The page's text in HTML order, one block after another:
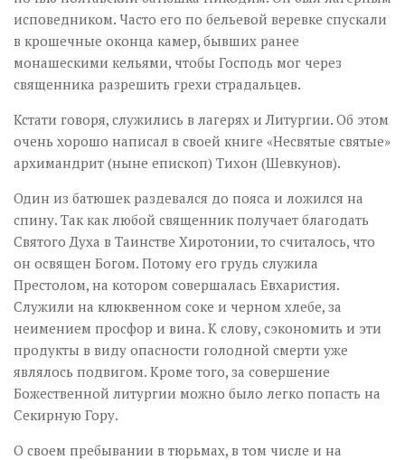
исповедником. Часто его по бельевой веревке спускали
в крошечные оконца камер, бывших ранее
монашескими кельями, чтобы Господь мог через
священника разрешить грехи страдальцев.
Кстати говоря, служились в лагерях и Литургии. Об этом
очень хорошо написал в своей книге «Несвятые святые»
архимандрит (ныне епископ) Тихон (Шевкунов).
Один из батюшек раздевался до пояса и ложился на
спину. Так как любой священник получает благодать
Святого Духа в Таинстве Хиротонии, то считалось, что
он освящен Богом. Потому его грудь служила
Престолом, на котором совершалась Евхаристия.
Служили на клюквенном соке и черном хлебе, за
неимением просфор и вина. К слову, сэкономить и эти
продукты в виду опасности голодной смерти уже
являлось подвигом. Кроме того, за совершение
Божественной литургии можно было легко попасть на
Секирную Гору.
О своем пребывании в тюрьмах, в том числе и на